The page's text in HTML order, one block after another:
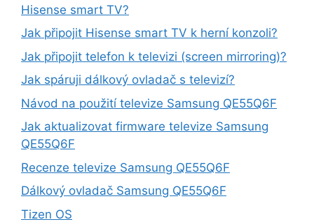
Hisense smart TV?
Jak připojit Hisense smart TV k herní konzoli?
Jak připojit telefon k televizi (screen mirroring)?
Jak spáruji dálkový ovladač s televizí?
Návod na použití televize Samsung QE55Q6F
Jak aktualizovat firmware televize Samsung
QE55Q6F
Recenze televize Samsung QE55Q6F
Dálkový ovladač Samsung QE55Q6F
Tizen OS